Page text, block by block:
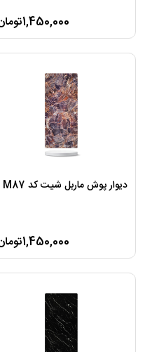
1,450,000تومان
دیوار پوش ماربل شیت کد M87
1,450,000تومان